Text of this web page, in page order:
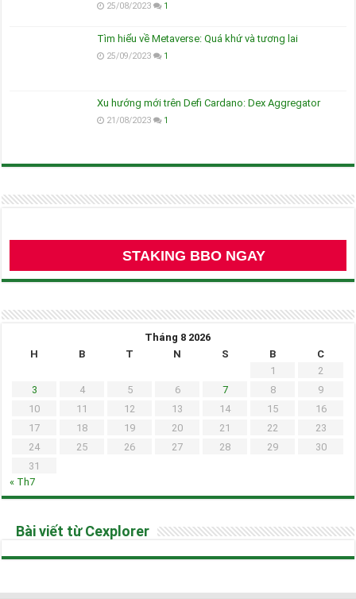
25/08/2023 1
Tìm hiểu về Metaverse: Quá khứ và tương lai
25/09/2023 1
Xu hướng mới trên Defi Cardano: Dex Aggregator
21/08/2023 1
STAKING BBO NGAY
Tháng 8 2026
H
B T N S B
C
1
2
3
4 5 6 7 8
9
10
11 12 13 14 15
16
17
18 19 20 21 22
23
24
25 26 27 28 29
30
31
« Th7
Bài viết từ Cexplorer